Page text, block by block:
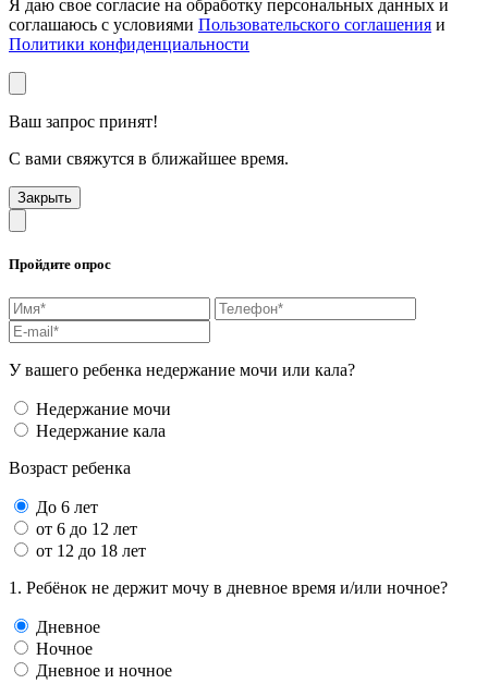
Я даю свое согласие на обработку персональных данных и
соглашаюсь с условиями Пользовательского соглашения и
Политики конфиденциальности
Ваш запрос принят!
С вами свяжутся в ближайшее время.
Закрыть
Пройдите опрос
У вашего ребенка недержание мочи или кала?
Недержание мочи
Недержание кала
Возраст ребенка
До 6 лет
от 6 до 12 лет
от 12 до 18 лет
1. Ребёнок не держит мочу в дневное время и/или ночное?
Дневное
Ночное
Дневное и ночное